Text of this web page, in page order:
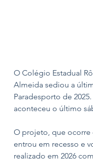
O Colégio Estadual
Almeida sediou a
Paradesporto de
aconteceu o último
O projeto, que ocorre
entrou em recesso e
realizado em 2026